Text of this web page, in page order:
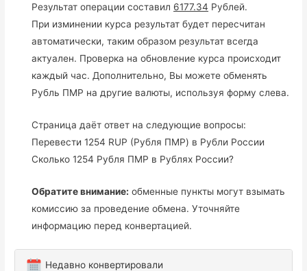
Результат операции составил 6177.34 Рублей.
При изминении курса результат будет пересчитан
автоматически, таким образом результат всегда
актуален. Проверка на обновление курса происходит
каждый час. Дополнительно, Вы можете обменять
Рубль ПМР на другие валюты, используя форму слева.
Страница даёт ответ на следующие вопросы:
Перевести 1254 RUP (Рубля ПМР) в Рубли России
Сколько 1254 Рубля ПМР в Рублях России?
Обратите внимание: обменные пункты могут взымать
комиссию за проведение обмена. Уточняйте
информацию перед конвертацией.
Недавно конвертировали